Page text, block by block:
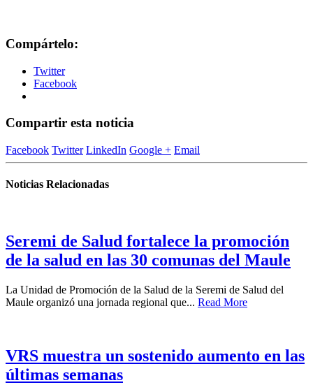
Compártelo:
Twitter
Facebook
Compartir esta noticia
Facebook Twitter LinkedIn Google + Email
Noticias Relacionadas
Seremi de Salud fortalece la promoción
de la salud en las 30 comunas del Maule
La Unidad de Promoción de la Salud de la Seremi de Salud del
Maule organizó una jornada regional que... Read More
VRS muestra un sostenido aumento en las
últimas semanas